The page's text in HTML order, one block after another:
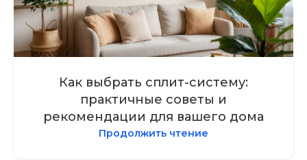
Как выбрать сплит-систему:
практичные советы и
рекомендации для вашего дома
Продолжить чтение